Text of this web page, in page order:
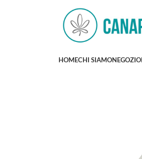
HOMECHI SIAMONEGOZIO